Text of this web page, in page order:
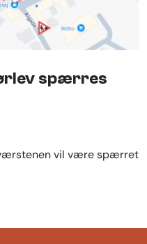
spærres
vil være spærret